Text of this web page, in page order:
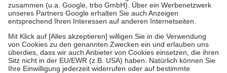
Verordnung.
Um das Engagement der Versicherten für ihre eigene Gesundheit zu
stärken und die besondere Stellung der Familie zu unterstützen,
fallenkeine Zuzahlungenan bei:
• Kindern und Jugendlichen bis zum vollendeten 18. Lebensjahr
mit Ausnahme der Fahrkosten
• Untersuchungen zur Vorsorge und Früherkennung, die von der